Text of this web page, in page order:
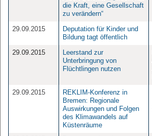
die Kraft, eine Gesellschaft
zu verändern“
29.09.2015
Deputation für Kinder und
Bildung tagt öffentlich
29.09.2015
Leerstand zur
Unterbringung von
Flüchtlingen nutzen
29.09.2015
REKLIM-Konferenz in
Bremen: Regionale
Auswirkungen und Folgen
des Klimawandels auf
Küstenräume